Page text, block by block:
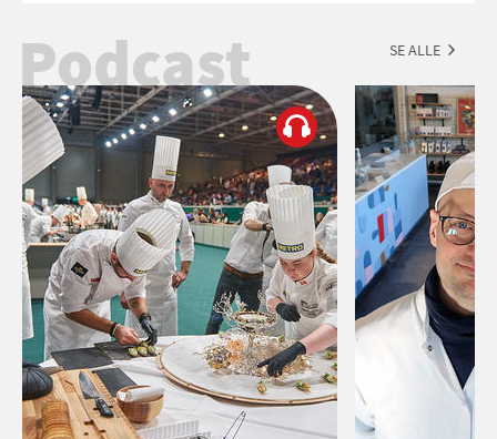
Podcast SE ALLE